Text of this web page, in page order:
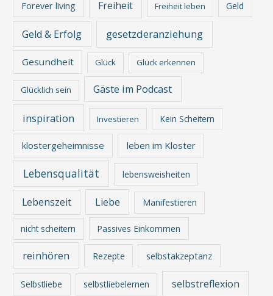
Forever living Freiheit Freiheit leben Geld
Geld & Erfolg gesetzderanziehung
Gesundheit Glück Glück erkennen
Glücklich sein Gäste im Podcast
inspiration Investieren Kein Scheitern
klostergeheimnisse leben im Kloster
Lebensqualität lebensweisheiten
Lebenszeit Liebe Manifestieren
nicht scheitern Passives Einkommen
reinhören Rezepte selbstakzeptanz
Selbstliebe selbstliebelernen selbstreflexion